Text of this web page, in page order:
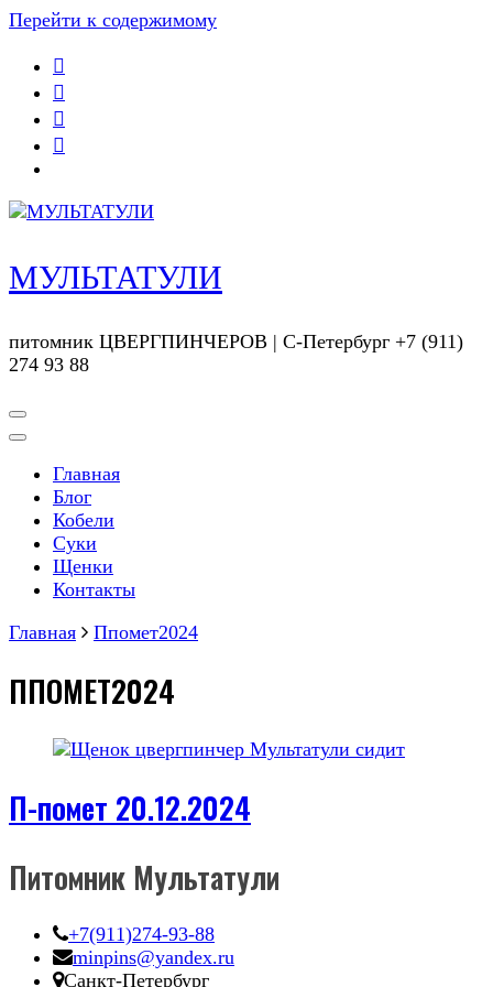
Перейти к содержимому
МУЛЬТАТУЛИ
питомник ЦВЕРГПИНЧЕРОВ | С-Петербург +7 (911)
274 93 88
Главная
Блог
Кобели
Суки
Щенки
Контакты
Главная
Ппомет2024
ППОМЕТ2024
П-помет 20.12.2024
Питомник Мультатули
+7(911)274-93-88
minpins@yandex.ru
Санкт-Петербург